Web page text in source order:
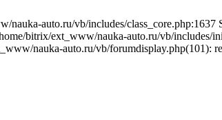
auto.ru/vb/includes/
bitrix/ext_www/nauka-auto.ru/vb/includes/
nauka-auto.ru/vb/forumdisplay.php(101):